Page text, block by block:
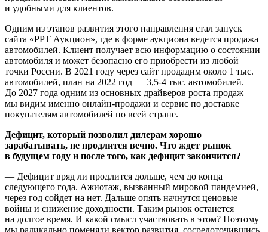
и удобными для клиентов.
Одним из этапов развития этого направления стал запуск
сайта «РРТ Аукцион», где в форме аукциона ведется продажа
автомобилей. Клиент получает всю информацию о состоянии
автомобиля и может безопасно его приобрести из любой
точки России. В 2021 году через сайт продадим около 1 тыс.
автомобилей, план на 2022 год — 3,5-4 тыс. автомобилей.
До 2027 года одним из основных драйверов роста продаж
мы видим именно онлайн-продажи и сервис по доставке
покупателям автомобилей по всей стране.
Дефицит, который позволил дилерам хорошо
зарабатывать, не продлится вечно. Что ждет рынок
в будущем году и после того, как дефицит закончится?
— Дефицит вряд ли продлится дольше, чем до конца
следующего года. Ажиотаж, вызванный мировой пандемией,
через год сойдет на нет. Дальше опять начнутся ценовые
войны и снижение доходности. Таким рынок останется
на долгое время. И какой смысл участвовать в этом? Поэтому
мы радикально поменяли вектор развития, сосредоточившись